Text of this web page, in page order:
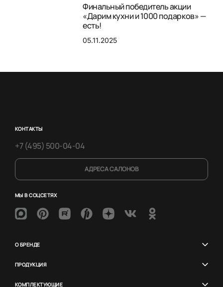
Финальный победитель акции
«Дарим кухни и 1000 подарков» —
есть!
05.11.2025
КОНТАКТЫ
+7 (495) 500-04-04
АДРЕСА САЛОНОВ
МЫ В СОЦСЕТЯХ
О БРЕНДЕ
ПРОДУКЦИЯ
КОМПЛЕКТУЮЩИЕ